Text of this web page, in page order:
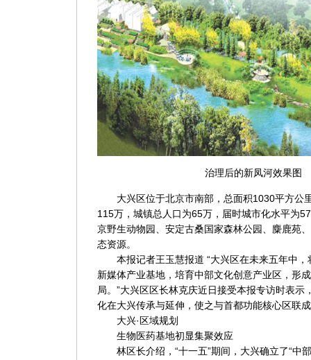
治理后的新凤河效果图
大兴区位于北京市南部，总面积1030平方公
115万，城镇总人口为65万，届时城市化水平为
京野生动物园、安定古桑国家森林公园、麋鹿苑
态资源。
本报记者王玉慧报道 “大兴区在未来五年中，
新媒体产业基地，培育中部文化创意产业区，形
局。”大兴区区长林克庆近日接受本报专访时表
化在大兴传承与延伸，使之与首都功能核心区联
大兴·区域规划
生物医药基地初显集聚效应
林区长介绍，“十一五”期间，大兴确立了“中